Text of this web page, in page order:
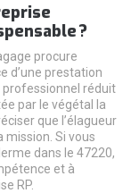
?
procure
d’une prestation
professionnel réduit
par le végétal la
que l’élagueur
mission. Si vous
dans le 47220,
et à
RP.